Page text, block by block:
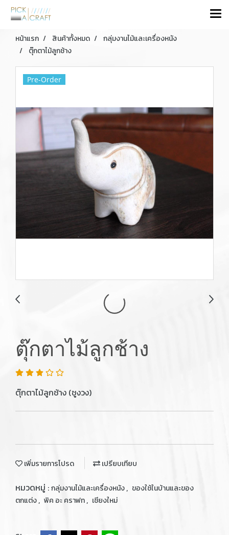
หน้าแรก สินค้าทั้งหมด
กลุ่มงานไม้และเครื่องหนัง
ตุ๊กตาไม้ลูกช้าง
Pre-Order
ตุ๊กตาไม้ลูกช้าง
ตุ๊กตาไม้ลูกช้าง (ชูงวง)
เพิ่มรายการโปรด เปรียบเทียบ
หมวดหมู่ :กลุ่มงานไม้และเครื่องหนัง, ของใช้ในบ้านและของ
ตกแต่ง, พิค อะ คราฟท, เชียงใหม่